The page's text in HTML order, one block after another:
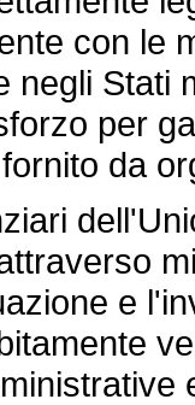
con le
negli Stati
per
da
e